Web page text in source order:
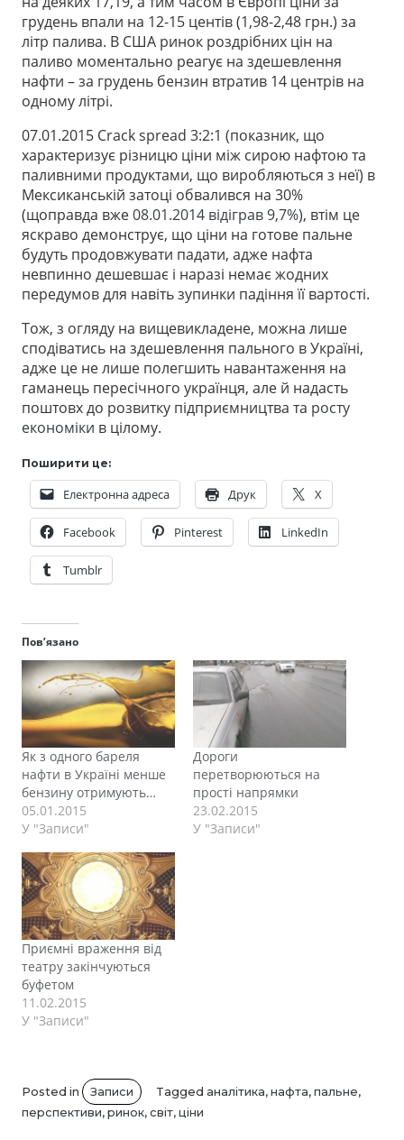
грудень впали на 12-15 центів (1,98-2,48 грн.) за
літр палива. В США ринок роздрібних цін на
паливо моментально реагує на здешевлення
нафти – за грудень бензин втратив 14 центрів на
одному літрі.
07.01.2015 Crack spread 3:2:1 (показник, що
характеризує різницю ціни між сирою нафтою та
паливними продуктами, що виробляються з неї) в
Мексиканській затоці обвалився на 30%
(щоправда вже08.01.2014 відіграв 9,7%), втім це
яскраво демонструє, що ціни на готове пальне
будуть продовжувати падати, адже нафта
невпинно дешевшає і наразі немає жодних
передумов для навіть зупинки падіння її вартості.
Тож, з огляду на вищевикладене, можна лише
сподіватись на здешевлення пального в Україні,
адже це не лише полегшить навантаження на
гаманець пересічного українця, але й надасть
поштовх до розвитку підприємництва та росту
економіки в цілому.
Поширити це:
Електронна адреса Друк X
Facebook Pinterest LinkedIn
Tumblr
Пов’язано
Як з одного бареля
нафти в Україні менше
бензину отримують…
05.01.2015
У "Записи"
Дороги
перетворюються на
прості напрямки
23.02.2015
У "Записи"
Приємні враження від
театру закінчуються
буфетом
11.02.2015
У "Записи"
Posted in Записи Tagged аналітика, нафта, пальне,
перспективи, ринок, світ, ціни